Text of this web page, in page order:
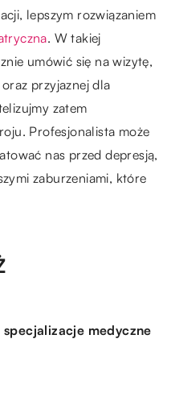
lepszym rozwiązaniem
. W takiej
umówić się na wizytę,
przyjaznej dla
zatem
Profesjonalista może
nas przed depresją,
zaburzeniami, które
medyczne